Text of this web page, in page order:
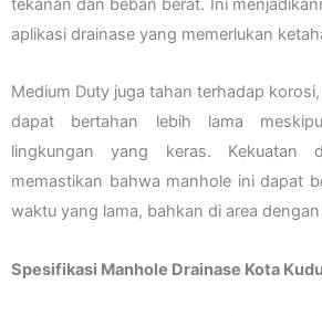
tekanan dan beban berat. Ini
aplikasi drainase yang memerlukan
Medium Duty juga tahan terhadap
dapat bertahan lebih lama
lingkungan yang keras. Kekuatan
memastikan bahwa manhole ini dapat
waktu yang lama, bahkan di area
Spesifikasi Manhole Drainase Kota